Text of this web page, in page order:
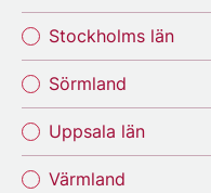
Stockholms län
Sörmland
Uppsala län
Värmland